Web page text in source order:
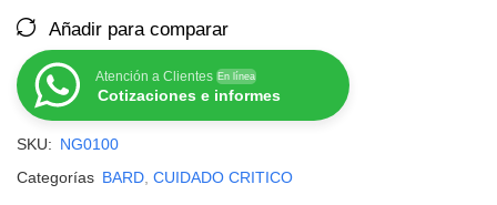
Añadir para comparar
Atención a Clientes En línea
Cotizaciones e informes
SKU: NG0100
Categorías BARD, CUIDADO CRITICO